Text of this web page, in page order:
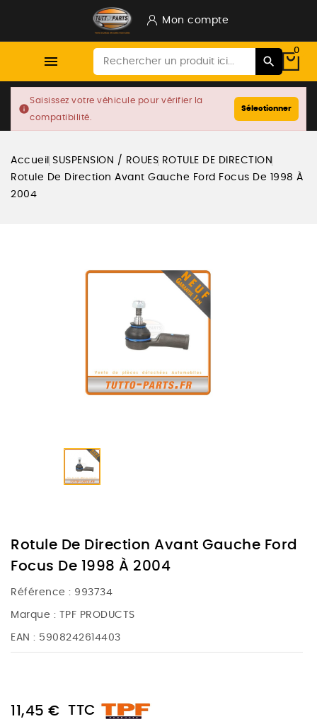
Mon compte

0
info
Saisissez votre véhicule pour vérifier la
compatibilité.
Sélectionner
Accueil SUSPENSION / ROUES ROTULE DE DIRECTION
Rotule De Direction Avant Gauche Ford Focus De 1998 À
2004
Rotule De Direction Avant Gauche Ford
Focus De 1998 À 2004
Référence : 993734
Marque : TPF PRODUCTS
EAN : 5908242614403
11,45 € TTC